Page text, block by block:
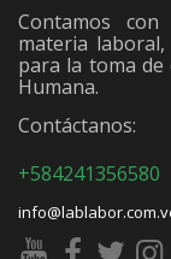
Contamos
materia
para la toma de
Humana.
Contáctanos:
+584241356580